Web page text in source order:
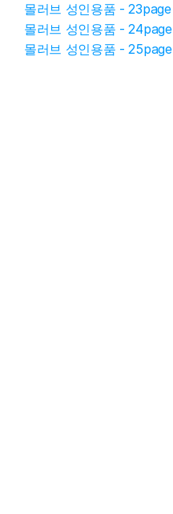
몰러브 성인용품 - 23page
몰러브 성인용품 - 24page
몰러브 성인용품 - 25page